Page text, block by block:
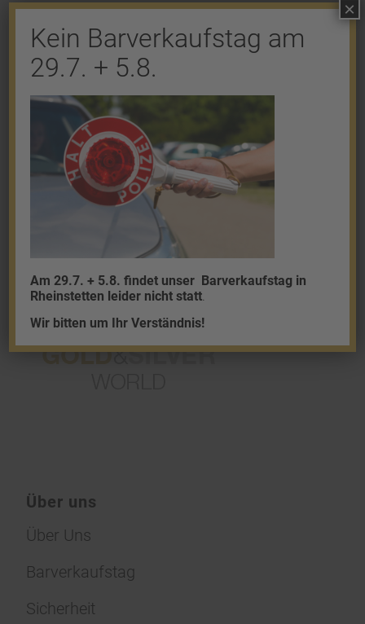
Shop
Gold
Granalien
Palladium
Über uns
Über Uns
Barverkaufstag
Sicherheit
Kein Barverkaufstag am
29.7. + 5.8.
Am 29.7. + 5.8. findet unser Barverkaufstag in
Rheinstetten leider nicht statt.
Wir bitten um Ihr Verständnis!
×